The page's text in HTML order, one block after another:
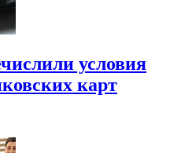
условия
карт